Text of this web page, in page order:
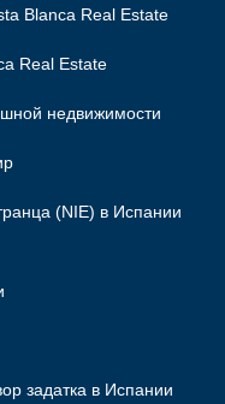
Blanca Real Estate
Real Estate
недвижимости
(NIE) в Испании
задатка в Испании